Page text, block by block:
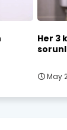
Her 3
May